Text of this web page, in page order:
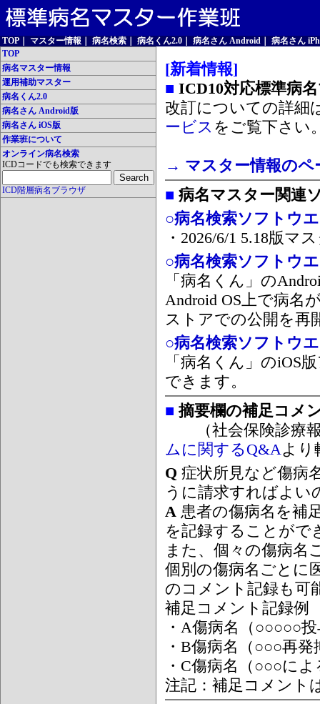
TOP マスター情報 病名検索 病名くん2.0 病名さん Android
病名さん
TOP
病名マスター情報
運用補助マスター
病名くん2.0
病名さん Android版
病名さん iOS版
作業班について
オンライン病名検索
ICDコードでも検索できます
ICD階層病名ブラウザ
[新着情報]
■ ICD10対応標準病
改訂についての詳細
ービス をご覧下さい
→ マスター情報のペ
■ 病名マスター関連
○病名検索ソフトウ
・2026/6/1 5.18版マ
○病名検索ソフトウ
「病名くん」の
Android OS上で病名
ストアでの公開を再
○病名検索ソフトウ
「病名くん」のiOS
できます。
■ 摘要欄の補足コメ
（社会保険診療報
ムに関するQ&Aより
Q 症状所見など傷病
うに請求すればよい
A 患者の傷病名を補
を記録することがで
また、個々の傷病名
個別の傷病名ごとに
のコメント記録も可
補足コメント記録例
・A傷病名（○○○○○
・B傷病名（○○○再
・C傷病名（○○○に
注記：補足コメント